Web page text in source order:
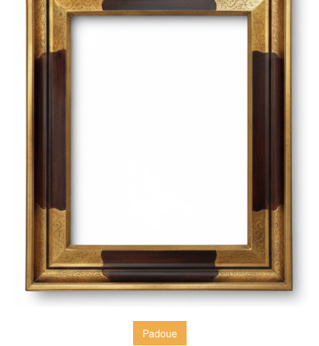
Padoue